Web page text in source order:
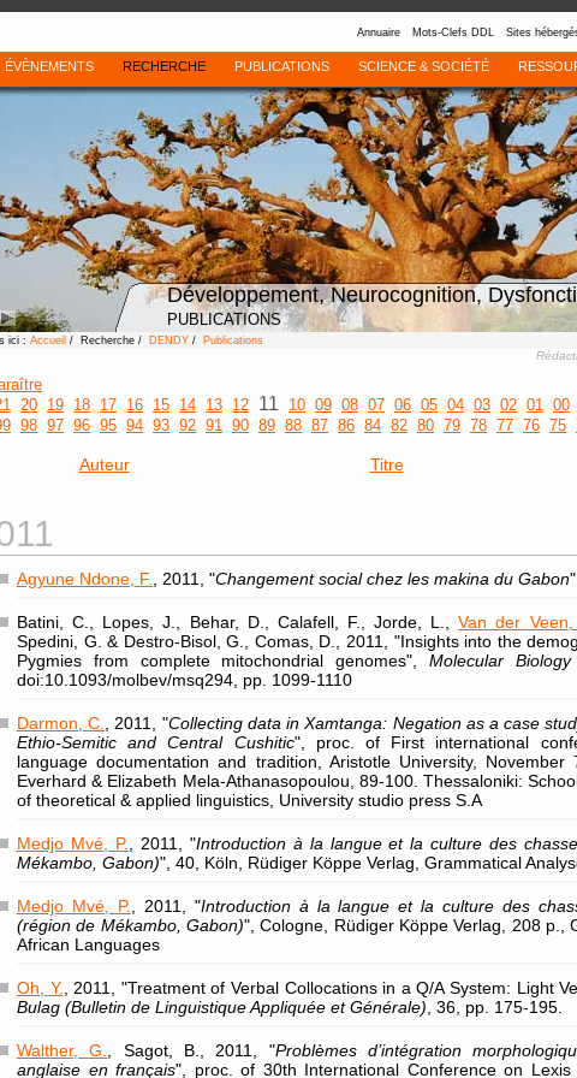
Annuaire Mots-Clefs DDL Sites
ÉVÈNEMENTS RECHERCHE PUBLICATIONS SCIENCE & SOCIÉTÉ
Développement, Neurocognition,
PUBLICATIONS
ici : Accueil / Recherche / DENDY / Publications
20 19 18 17 16 15 14 13 12 11 10 09 08 07 06 05 04 03 02 01 00
98 97 96 95 94 93 92 91 90 89 88 87 86 84 82 80 79 78 77 76 75
Auteur Titre
Agyune Ndone, F. , 2011, "Changement social chez les makina du Gabon
Batini, C., Lopes, J., Behar, D., Calafell, F., Jorde, L.,Van der Veen,
Spedini, G. & Destro-Bisol, G., Comas, D., 2011, "Insights into the
Pygmies from complete mitochondrial genomes", Molecular
doi:10.1093/molbev/msq294, pp. 1099-1110
Darmon, C. , 2011, "Collecting data in Xamtanga: Negation as a case
Ethio-Semitic and Central Cushitic", proc. of First international
language documentation and tradition, Aristotle University,
Everhard & Elizabeth Mela-Athanasopoulou, 89-100. Thessaloniki:
of theoretical & applied linguistics, University studio press S.A
Medjo Mvé, P. , 2011, "Introduction à la langue et la culture des
Mékambo, Gabon)", 40, Köln, Rüdiger Köppe Verlag, Grammatical
Medjo Mvé, P. , 2011, "Introduction à la langue et la culture des
(région de Mékambo, Gabon)", Cologne, Rüdiger Köppe Verlag, 208 p.,
African Languages
Oh, Y.
, 2011, "Treatment of Verbal Collocations in a Q/A System: Light
Bulag (Bulletin de Linguistique Appliquée et Générale) , 36, pp. 175-195.
Walther, G. , Sagot, B., 2011, "Problèmes d’intégration
anglaise en français", proc. of 30th International Conference on Lexis